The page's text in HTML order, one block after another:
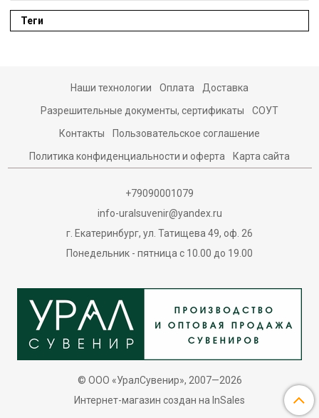
Теги
Наши технологии Оплата Доставка
Разрешительные документы, сертификаты СОУТ
Контакты Пользовательское соглашение
Политика конфиденциальности и оферта Карта сайта
+79090001079
info-uralsuvenir@yandex.ru
г. Екатеринбург, ул. Татищева 49, оф. 26
Понедельник - пятница с 10.00 до 19.00
© ООО «УралСувенир», 2007—2026
Интернет-магазин создан на InSales